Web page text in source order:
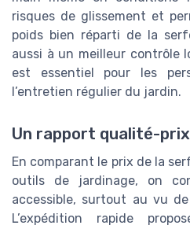
risques de glissement et
poids bien réparti de la
aussi à un meilleur contrôle
est essentiel pour les
l’entretien régulier du jardin.
Un rapport qualité-
En comparant le prix de la
outils de jardinage, on
accessible, surtout au vu
L’expédition rapide